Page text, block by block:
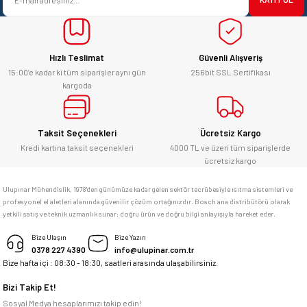
Ürün fiyatı diğer sitelerden daha pahalı.
Bu ürüne benzer farklı alternatifler olmalı.
yücel çağatay uzun | 12/06/2026
Kesinlikle orjinal ürün, güvenerek
alabilirsiniz.
E... Ü... | 10/06/2026
Bosch marka alet alacaksam kesinlikle
adresim Ulupınar.com.tr
memnun kaldım
Deneyimini Paylaş
Hızlı Teslimat
15:00’e kadar ki tüm siparişler aynı gün
kargoda
Güvenli Alışveriş
256bit SSL Sertifikası
Taksit Seçenekleri
Kredi kartına taksit seçenekleri
Ücretsiz Kargo
4000 TL ve üzeri tüm siparişlerde
ücretsiz kargo
Ulupınar Mühendislik, 1978'den günümüze kadar gelen sektör tecrübesiyle ısıtma sistemleri ve
profesyonel el aletleri alanında güvenilir çözüm ortağınızdır. Bosch ana distribütörü olarak
yetkili satış ve teknik uzmanlık sunar; doğru ürün ve doğru bilgi anlayışıyla hareket eder.
Bize Ulaşın
0378 227 4390
Bize Yazın
info@ulupinar.com.tr
Bize hafta içi : 08:30 - 18:30, saatleri arasında ulaşabilirsiniz.
Bizi Takip Et!
Sosyal Medya hesaplarımızı takip edin!